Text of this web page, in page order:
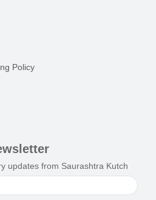
Policy
updates from Saurashtra Kutch